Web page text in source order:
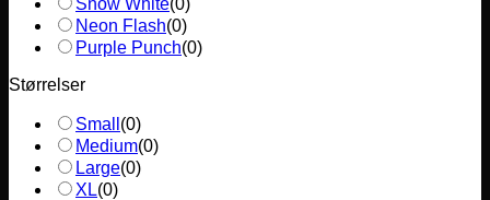
Neon Flash(0)
Purple Punch(0)
Størrelser
Small (0)
Medium(0)
Large(0)
XL(0)